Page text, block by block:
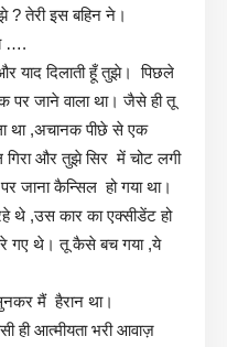
? तेरी इस बहिन ने।
….
याद दिलाती हूँ तुझे। पिछले
पर जाने वाला था। जैसे ही तू
था ,अचानक पीछे से एक
और तुझे सिर में चोट लगी
जाना कैन्सिल हो गया था।
थे ,उस कार का एक्सीडेंट हो
गए थे । तू कैसे बच गया ,ये
मैं हैरान था।
ही आत्मीयता भरी आवाज़